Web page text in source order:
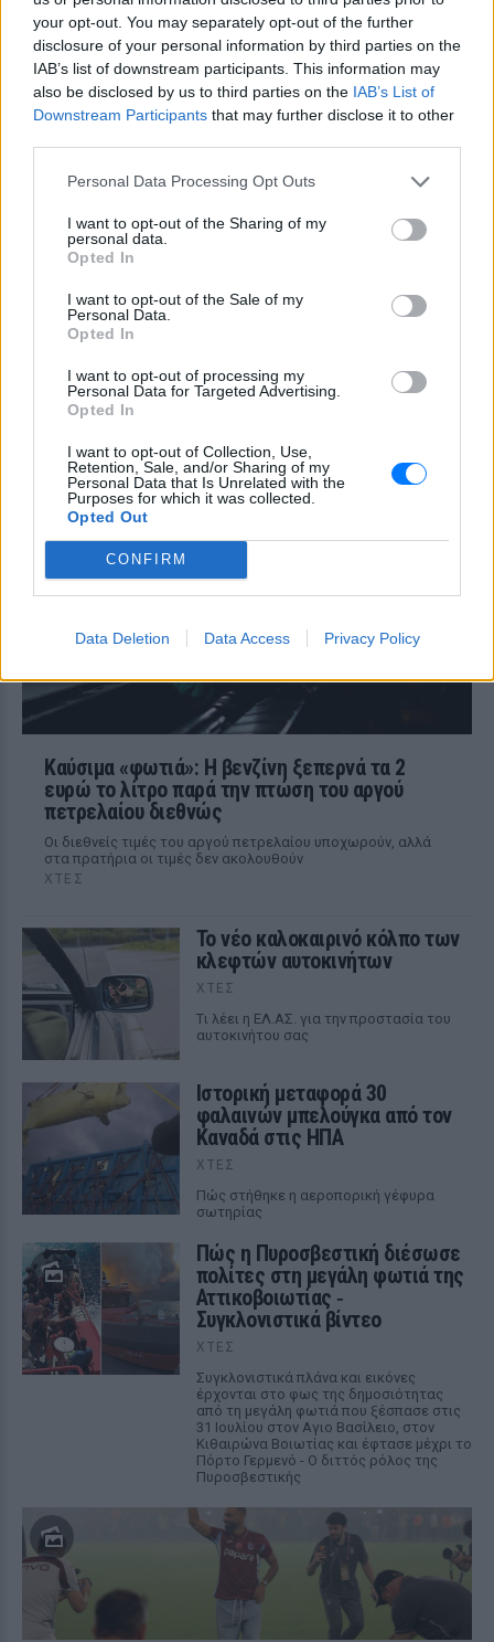
your opt-out. You may separately opt-out of the further
disclosure of your personal information by third parties on the
IAB’s list of downstream participants. This information may
also be disclosed by us to third parties on the IAB’s List of
Downstream Participants that may further disclose it to other
Personal Data Processing Opt Outs
I want to opt-out of the Sharing of my
personal data.
Opted In
I want to opt-out of the Sale of my
Personal Data.
Opted In
I want to opt-out of processing my
Personal Data for Targeted Advertising.
Opted In
I want to opt-out of Collection, Use,
Retention, Sale, and/or Sharing of my
Personal Data that Is Unrelated with the
Purposes for which it was collected.
Opted Out
CONFIRM
Data Deletion Data Access Privacy Policy
Βίντεο που φέρεται να δείχνει βίαιη
μεταφορά άνδρα για στρατιωτική
επιστράτευση στην Ουκρανία
επαναφέρει τη συζήτηση για το λεγόμενο
«busification».
Ουκρανία: Βίντεο σοκ με
19χρονο να οδηγείται με τη βία
για επιστράτευση ‑ Τι είναι το
«busification»
ΧΤΕΣ
επιστράτευση στην Ουκρανία
επαναφέρει τη συζήτηση για το λεγόμενο
Πάρο: 4χρονος έχασε τη ζωή
του σε πισίνα beach bar –
Βούτηξε ο μπάρμαν για να τον
ΧΤΕΣ
Ο ιδιοκτήτης του beach bar και οι γονείς
του μικρού προσήχθησαν από τις αρχές -
βρισκόταν κοντά στο παιδί εκείνη την
Καύσιμα «φωτιά»: Η βενζίνη ξεπερνά τα 2
ευρώ το λίτρο παρά την πτώση του αργού
πετρελαίου διεθνώς
Οι διεθνείς τιμές του αργού πετρελαίου υποχωρούν, αλλά
στα πρατήρια οι τιμές δεν ακολουθούν
ΧΤΕΣ
Το νέο καλοκαιρινό κόλπο των
κλεφτών αυτοκινήτων
ΧΤΕΣ
Tι λέει η ΕΛ.ΑΣ. για την προστασία του
αυτοκινήτου σας
Ιστορική μεταφορά 30
φαλαινών μπελούγκα από τον
Καναδά στις ΗΠΑ
ΧΤΕΣ
Πώς στήθηκε η αεροπορική γέφυρα
σωτηρίας
Πώς η Πυροσβεστική διέσωσε
πολίτες στη μεγάλη φωτιά της
Αττικοβοιωτίας ‑
Συγκλονιστικά βίντεο
ΧΤΕΣ
Συγκλονιστικά πλάνα και εικόνες
έρχονται στο φως της δημοσιότητας
από τη μεγάλη φωτιά που ξέσπασε στις
31 Ιουλίου στον Αγιο Βασίλειο, στον
Κιθαιρώνα Βοιωτίας και έφτασε μέχρι το
Πόρτο Γερμενό - Ο διττός ρόλος της
Πυροσβεστικής